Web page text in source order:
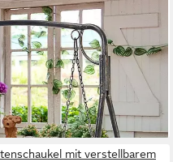
zusätzlicher Stützstange,
1 tlg.,
Schwarz
mit verstellbarem